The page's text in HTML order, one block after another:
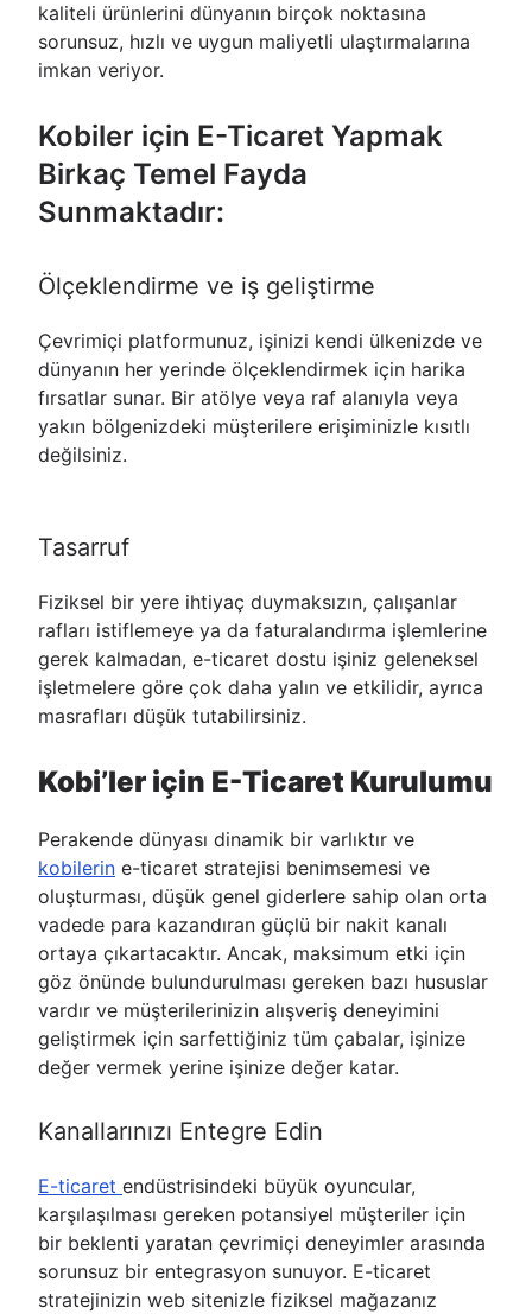
kaliteli ürünlerini dünyanın birçok noktasına
sorunsuz, hızlı ve uygun maliyetli ulaştırmalarına
imkan veriyor.
Kobiler için E-Ticaret Yapmak
Birkaç Temel Fayda
Sunmaktadır:
Ölçeklendirme ve iş geliştirme
Çevrimiçi platformunuz, işinizi kendi ülkenizde ve
dünyanın her yerinde ölçeklendirmek için harika
fırsatlar sunar. Bir atölye veya raf alanıyla veya
yakın bölgenizdeki müşterilere erişiminizle kısıtlı
değilsiniz.
Tasarruf
Fiziksel bir yere ihtiyaç duymaksızın, çalışanlar
rafları istiflemeye ya da faturalandırma işlemlerine
gerek kalmadan, e-ticaret dostu işiniz geleneksel
işletmelere göre çok daha yalın ve etkilidir, ayrıca
masrafları düşük tutabilirsiniz.
Kobi’ler için E-Ticaret Kurulumu
Perakende dünyası dinamik bir varlıktır ve
kobilerin e-ticaret stratejisi benimsemesi ve
oluşturması, düşük genel giderlere sahip olan orta
vadede para kazandıran güçlü bir nakit kanalı
ortaya çıkartacaktır. Ancak, maksimum etki için
göz önünde bulundurulması gereken bazı hususlar
vardır ve müşterilerinizin alışveriş deneyimini
geliştirmek için sarfettiğiniz tüm çabalar, işinize
değer vermek yerine işinize değer katar.
Kanallarınızı Entegre Edin
E-ticaret endüstrisindeki büyük oyuncular,
karşılaşılması gereken potansiyel müşteriler için
bir beklenti yaratan çevrimiçi deneyimler arasında
sorunsuz bir entegrasyon sunuyor. E-ticaret
stratejinizin web sitenizle fiziksel mağazanız